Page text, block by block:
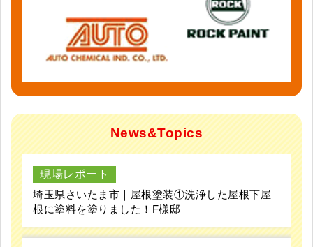
News&Topics
現場レポート
埼玉県さいたま市｜屋根塗装①洗浄した屋根下屋
根に塗料を塗りました！F様邸